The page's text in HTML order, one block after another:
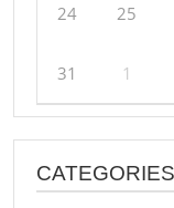
24 25
31 1